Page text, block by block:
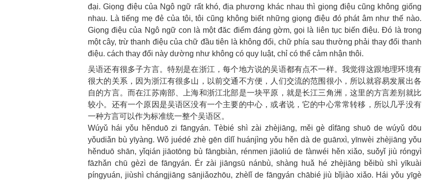
đại. Giọng điệu của Ngô ngữ rất khó, địa phương khác nhau thì giọng điệu cũng không giống
nhau. Là tiếng mẹ đẻ của tôi, tôi cũng không biết những giọng điệu đó phát âm như thế nào.
Giọng điệu của Ngô ngữ con là một đăc điểm đáng gờm, gọi là liên tục biến điệu. Đó là trong
một cây, trừ thanh điệu của chữ đầu tiên là không đổi, chữ phía sau thường phải thay đổi thanh
điệu. cách thay đổi này dường như không có quy luật, chỉ có thể cảm nhận thôi.
吴语还有很多子方言。特别是在浙江，每个地方说的吴语都有点不一样。我觉得这跟地理环境有
很大的关系，因为浙江有很多山，以前交通不方便，人们交流的范围很小，所以就容易发展出各
自的方言。而在江苏南部、上海和浙江北部是一块平原，就是长江三角洲，这里的方言差别就比
较小。还有一个原因是吴语区没有一个主要的中心，或者说，它的中心常常转移，所以几乎没有
一种方言可以作为标准统一整个吴语区。
Wúyǔ hái yǒu hěnduō zi fāngyán. Tèbié shì zài zhèjiāng, měi gè dìfāng shuō de wúyǔ dōu
yǒudiǎn bù yīyàng. Wǒ juédé zhè gēn dìlǐ huánjìng yǒu hěn dà de guānxì, yīnwèi zhèjiāng yǒu
hěnduō shān, yǐqián jiāotōng bù fāngbiàn, rénmen jiāoliú de fànwéi hěn xiǎo, suǒyǐ jiù róngyì
fāzhǎn chū gèzì de fāngyán. Ér zài jiāngsū nánbù, shàng huǎ hé zhèjiāng běibù shì yīkuài
píngyuán, jiùshì chángjiāng sānjiǎozhōu, zhèlǐ de fāngyán chābié jiù bǐjiào xiǎo. Hái yǒu yīgè